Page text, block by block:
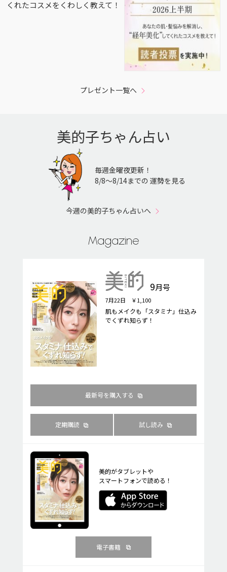
くれたコスメをくわしく教えて！
プレゼント一覧へ
美的子ちゃん占い
毎週金曜夜更新！
8/8〜8/14までの 運勢を見る
今週の美的子ちゃん占いへ
Magazine
9月号
7月22日 ￥1,100
肌もメイクも「スタミナ」仕込み
でくずれ知らず！
最新号を購入する
定期購読 試し読み
美的がタブレットや
スマートフォンで読める！
電子書籍